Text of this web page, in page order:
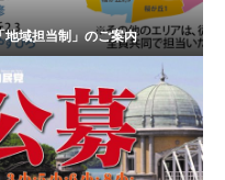
地域担当制」のご案内